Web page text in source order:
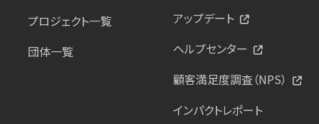
プロジェクト一覧
団体一覧
アップデート
ヘルプセンター
顧客満足度調査（NPS）
インパクトレポート